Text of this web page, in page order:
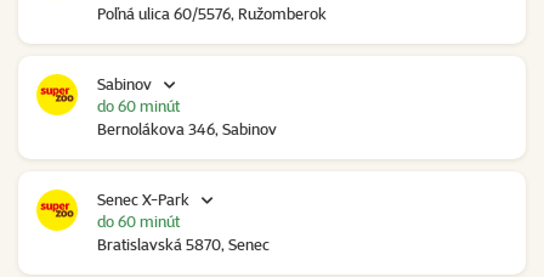
Poľná ulica 60/5576, Ružomberok
Sabinov
Bernolákova 346, Sabinov
do 60 minút
Senec X-Park
Bratislavská 5870, Senec
do 60 minút